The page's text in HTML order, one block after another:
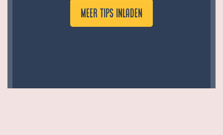
Meer tips inladen